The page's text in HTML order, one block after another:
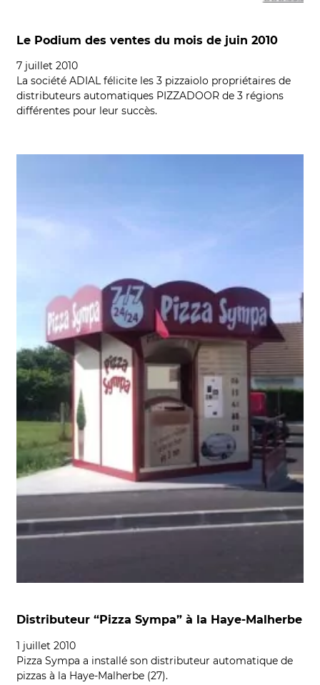
Le Podium des ventes du mois de juin 2010
7 juillet 2010
La société ADIAL félicite les 3 pizzaiolo propriétaires de
distributeurs automatiques PIZZADOOR de 3 régions
différentes pour leur succès.
Distributeur “Pizza Sympa” à la Haye-Malherbe
1 juillet 2010
Pizza Sympa a installé son distributeur automatique de
pizzas à la Haye-Malherbe (27).